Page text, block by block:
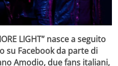
LIGHT” nasce a seguito
su Facebook da parte di
Amodio, due fans italiani,